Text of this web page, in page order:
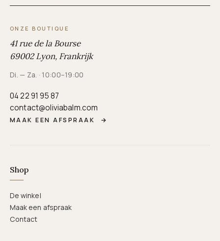
ONZE BOUTIQUE
41 rue de la Bourse
69002 Lyon, Frankrijk
Di. — Za. · 10:00–19:00
04 22 91 95 87
contact@oliviabalm.com
MAAK EEN AFSPRAAK →
Shop
De winkel
Maak een afspraak
Contact